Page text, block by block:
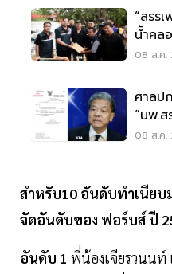
“สรร
น้ำคล
สงขลา
08 ส.ค.
ศาลป
“นพ.
08 ส.ค.
สำหรับ10 อันดับทำเนียบ
จัดอันดับของ ฟอร์บส์ ปี
อันดับ 1 พี่น้องเจียรวนนท์